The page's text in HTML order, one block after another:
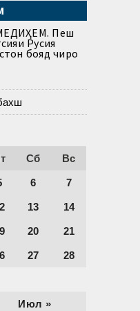
Пеш
Русия
бояд чиро
Сб Вс
Июл »
6 7
13 14
20 21
27 28